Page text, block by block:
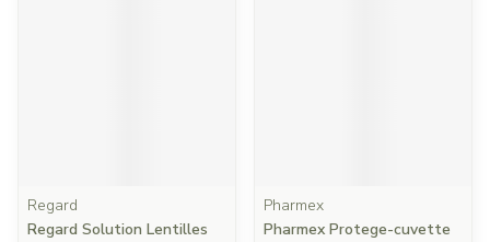
Regard
Regard Solution Lentilles
Pharmex
Pharmex Protege-cuvette